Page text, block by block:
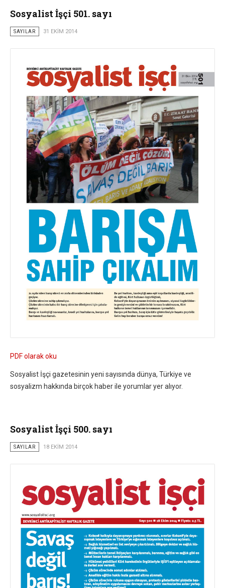
Sosyalist İşçi 501. sayı
SAYILAR 31 EKIM 2014
PDF olarak oku
Sosyalist İşçi gazetesinin yeni sayısında dünya, Türkiye ve
sosyalizm hakkında birçok haber ile yorumlar yer alıyor.
Sosyalist İşçi 500. sayı
SAYILAR 18 EKIM 2014